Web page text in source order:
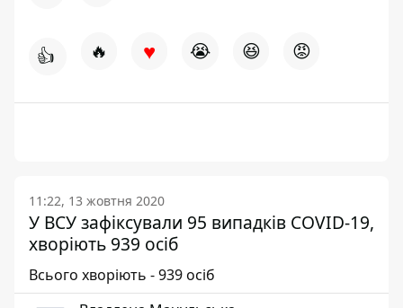
👍 🔥 ♥ 😭 😆 😡
11:22, 13 жовтня 2020
У ВСУ зафіксували 95 випадків COVID-19,
хворіють 939 осіб
Всього хворіють - 939 осіб